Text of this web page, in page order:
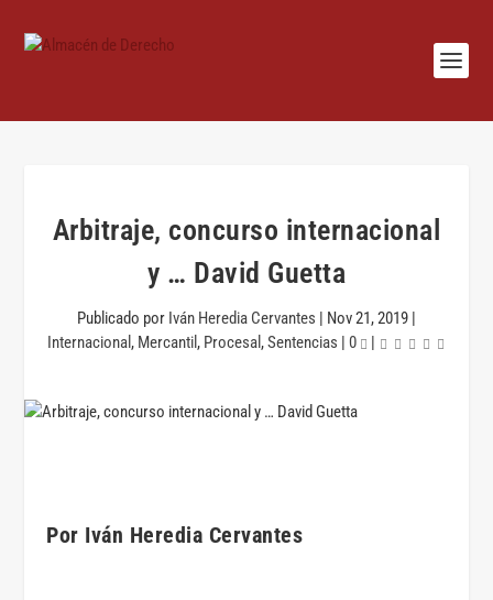
Arbitraje, concurso internacional
y … David Guetta
Publicado por Iván Heredia Cervantes | Nov 21, 2019 |
Internacional , Mercantil , Procesal ,Sentencias | 0 |
Por Iván Heredia Cervantes